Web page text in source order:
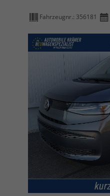
Fahrzeugnr.: 356181